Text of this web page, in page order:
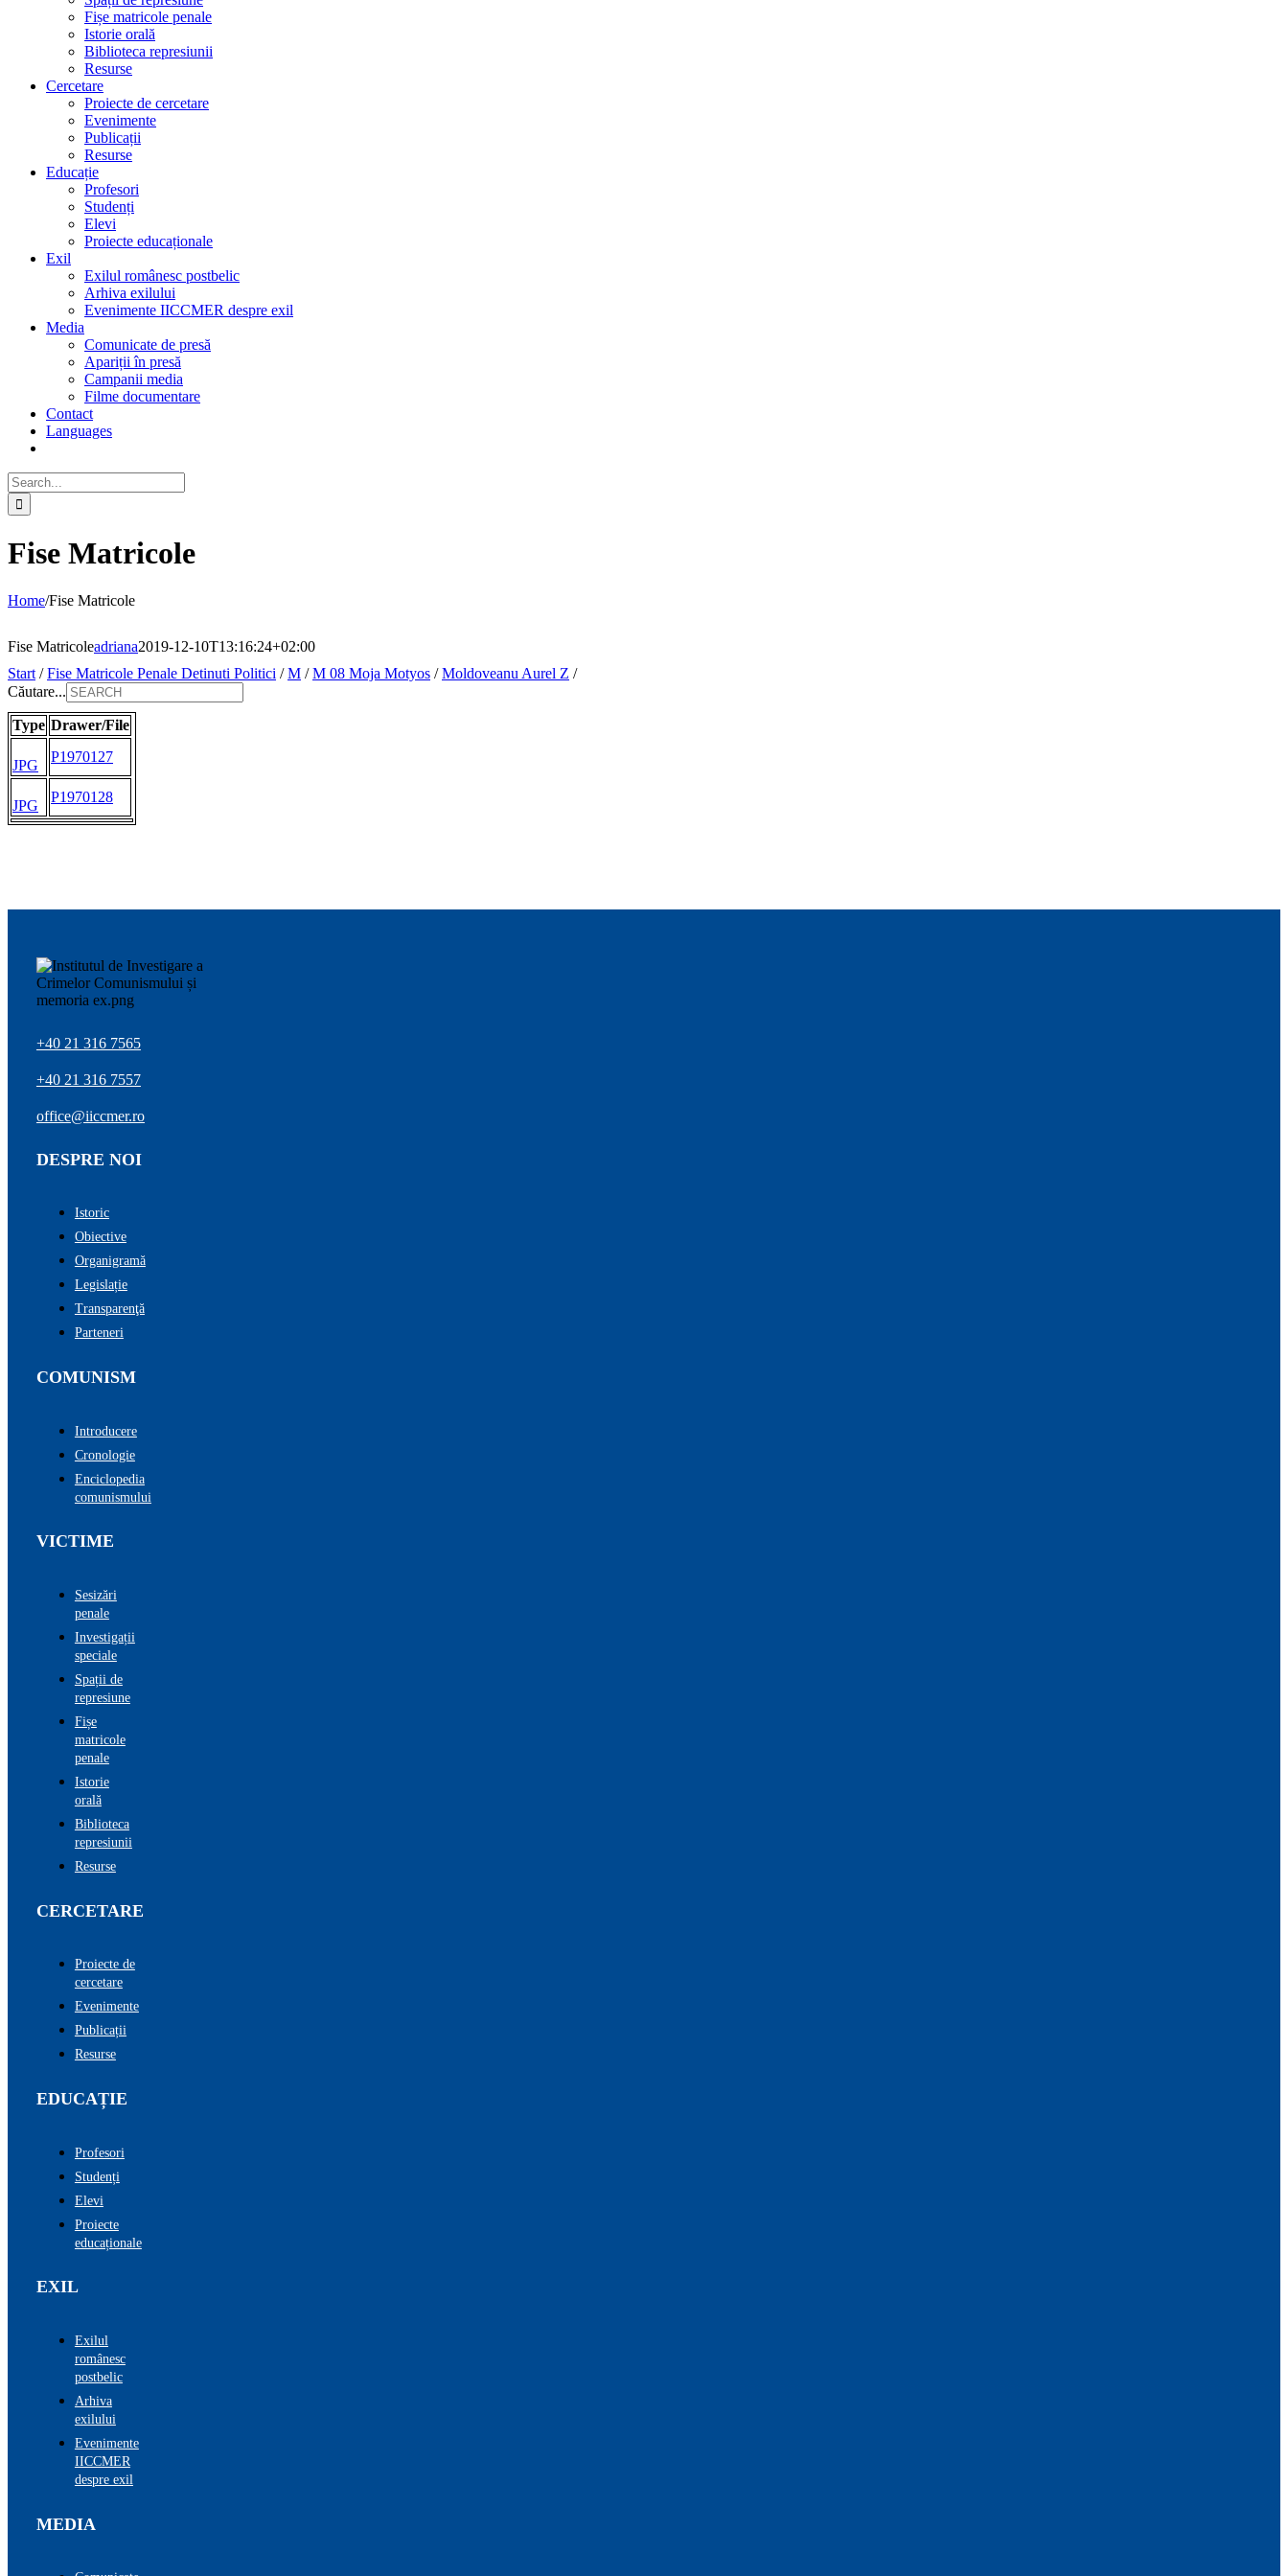
Fișe matricole penale
Istorie orală
Biblioteca represiunii
Resurse
Cercetare
Proiecte de cercetare
Evenimente
Publicații
Resurse
Educație
Profesori
Studenți
Elevi
Proiecte educaționale
Exil
Exilul românesc postbelic
Arhiva exilului
Evenimente IICCMER despre exil
Media
Comunicate de presă
Apariții în presă
Campanii media
Filme documentare
Contact
Languages
Search
for:
Fise Matricole
Home/Fise Matricole
Fise Matricoleadriana2019-12-10T13:16:24+02:00
Start /Fise Matricole Penale Detinuti Politici /M /M 08 Moja Motyos /Moldoveanu Aurel Z /
Căutare...
Type Drawer/File
JPG
P1970127
JPG
P1970128
+40 21 316 7565
+40 21 316 7557
office@iiccmer.ro
DESPRE NOI
Istoric
Obiective
Organigramă
Legislație
Transparenţă
Parteneri
COMUNISM
Introducere
Cronologie
Enciclopedia
comunismului
VICTIME
Sesizări
penale
Investigații
speciale
Spații de
represiune
Fișe
matricole
penale
Istorie
orală
Biblioteca
represiunii
Resurse
CERCETARE
Proiecte de
cercetare
Evenimente
Publicații
Resurse
EDUCAȚIE
Profesori
Studenți
Elevi
Proiecte
educaționale
EXIL
Exilul
românesc
postbelic
Arhiva
exilului
Evenimente
IICCMER
despre exil
MEDIA